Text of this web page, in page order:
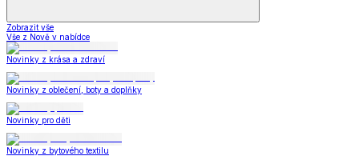
Zobrazit vše
Vše z Nově v nabídce
Novinky z krása a zdraví
Novinky z oblečení, boty a doplňky
Novinky pro děti
Novinky z bytového textilu